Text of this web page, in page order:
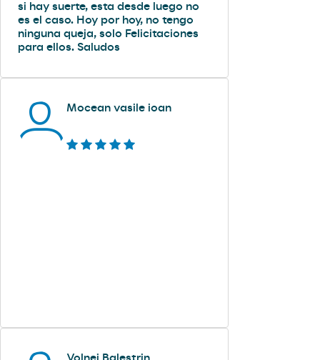
si hay suerte, esta desde luego no
es el caso. Hoy por hoy, no tengo
ninguna queja, solo Felicitaciones
para ellos. Saludos
Mocean vasile ioan